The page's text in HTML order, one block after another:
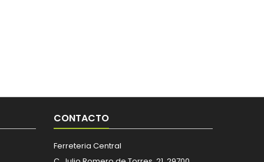
CONTACTO
Ferreteria Central